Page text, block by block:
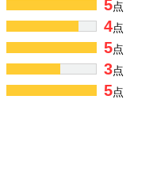
5点
4点
5点
3点
5点